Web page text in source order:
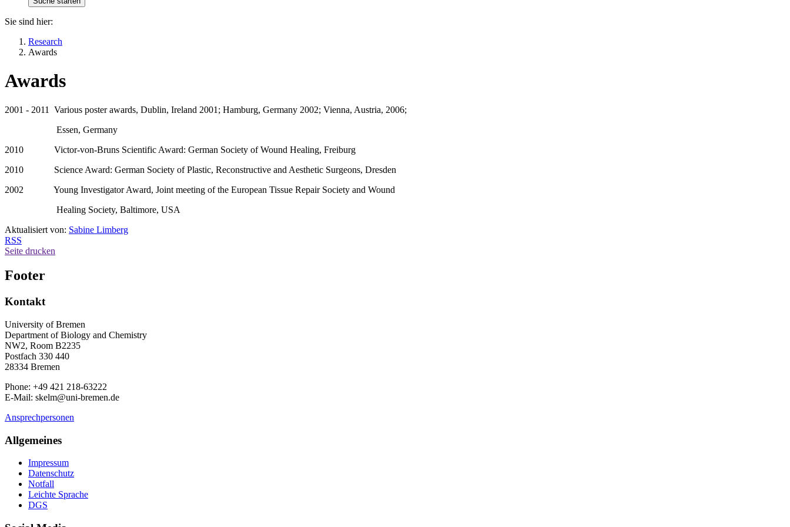
Sie sind hier:
Research
Awards
Awards
2001 - 2011 Various poster awards, Dublin, Ireland 2001; Hamburg, Germany 2002; Vienna, Austria, 2006;
Essen, Germany
2010 Victor-von-Bruns Scientific Award: German Society of Wound Healing, Freiburg
2010 Science Award: German Society of Plastic, Reconstructive and Aesthetic Surgeons, Dresden
2002 Young Investigator Award, Joint meeting of the European Tissue Repair Society and Wound
Healing Society, Baltimore, USA
Aktualisiert von: Sabine Limberg
RSS
Seite drucken
Footer
Kontakt
University of Bremen
Department of Biology and Chemistry
NW2, Room B2235
Postfach 330 440
28334 Bremen
Phone: +49 421 218-63222
E-Mail: skelm@uni-bremen.de
Ansprechpersonen
Allgemeines
Impressum
Datenschutz
Notfall
Leichte Sprache
DGS